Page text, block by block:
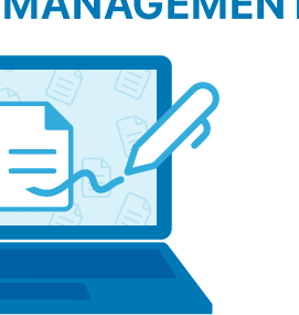
M-
|
Document
Management
System,
15.
11.
2023,
Bratislava